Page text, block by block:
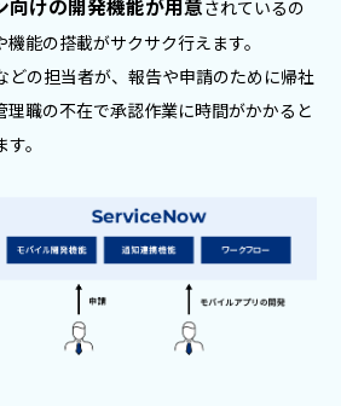
向けの開発機能が用意されているの
能の搭載がサクサク行えます。
どの担当者が、報告や申請のために帰社
理職の不在で承認作業に時間がかかると
。